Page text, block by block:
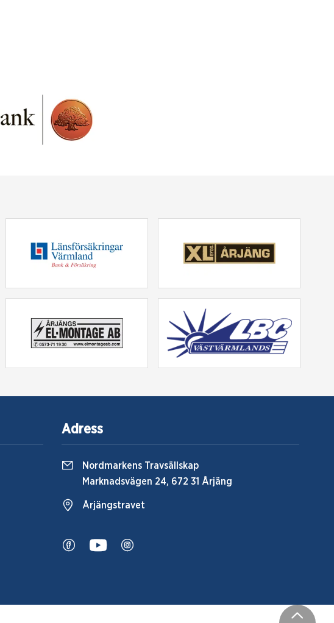
Adress
Nordmarkens Travsällskap
Marknadsvägen 24, 672 31 Årjäng
Årjängstravet